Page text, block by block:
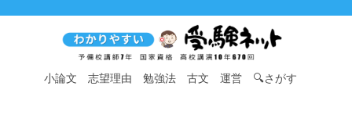
小論文 志望理由 勉強法 古文 運営 🔍さがす